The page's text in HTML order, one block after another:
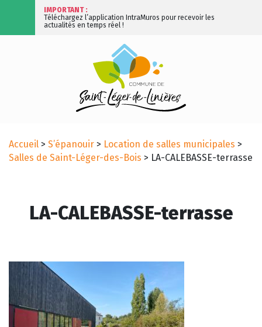
IMPORTANT :
Téléchargez l’application IntraMuros pour recevoir les
actualités en temps réel !
Accueil > S’épanouir > Location de salles municipales >
Salles de Saint-Léger-des-Bois > LA-CALEBASSE-terrasse
LA-CALEBASSE-terrasse